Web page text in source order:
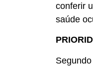
conferir
saúde